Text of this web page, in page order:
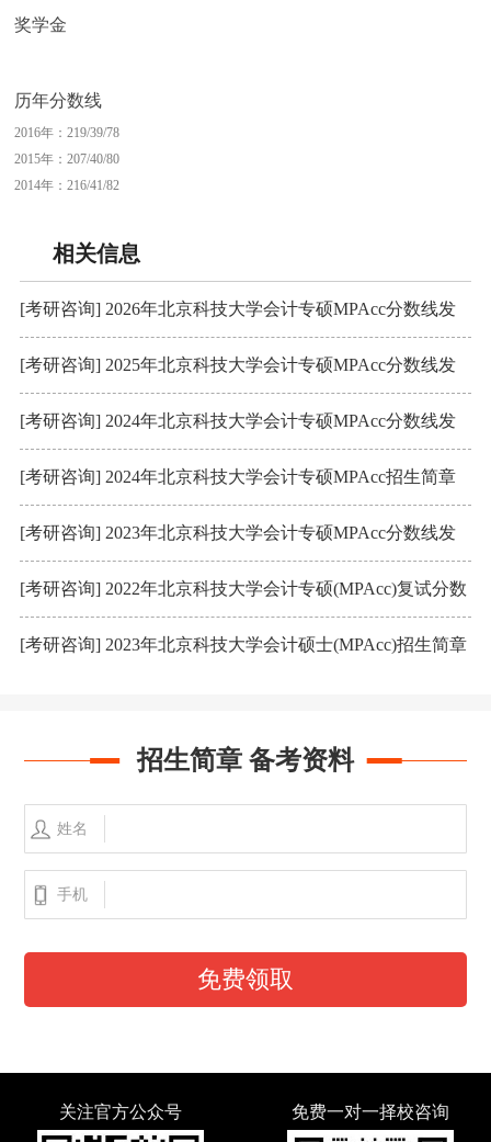
奖学金
历年分数线
2016年：219/39/78
2015年：207/40/80
2014年：216/41/82
相关信息
[考研咨询] 2026年北京科技大学会计专硕MPAcc分数线发
布：244/102/51
[考研咨询] 2025年北京科技大学会计专硕MPAcc分数线发
布：194/96/48
[考研咨询] 2024年北京科技大学会计专硕MPAcc分数线发
布：201/104/52
[考研咨询] 2024年北京科技大学会计专硕MPAcc招生简章
[考研咨询] 2023年北京科技大学会计专硕MPAcc分数线发
布：197/102/51
[考研咨询] 2022年北京科技大学会计专硕(MPAcc)复试分数
线及内容
[考研咨询] 2023年北京科技大学会计硕士(MPAcc)招生简章
招生简章 备考资料
姓名
手机
免费领取
关注官方公众号 免费一对一择校咨询